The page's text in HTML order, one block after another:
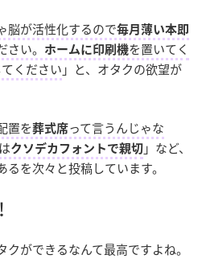
脳が活性化するので毎月薄い本即
い。 ホームに印刷機を置いてく
ください 」と、オタクの欲望が
置を葬式席って言うんじゃな
クソデカフォントで親切 」など、
を次々と投稿しています。
ができるなんて最高ですよね。